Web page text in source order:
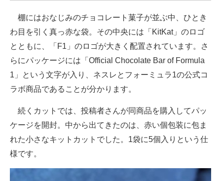
棚にはおなじみのチョコレート菓子が並ぶ中、ひとき
わ目を引く真っ赤な袋。その中央には「KitKat」のロゴ
とともに、「F1」のロゴが大きく配置されています。さ
らにパッケージには「Official Chocolate Bar of Formula
1」という文字が入り、ネスレとフォーミュラ1の公式コ
ラボ商品であることが分かります。
続くカットでは、投稿者さんが同商品を購入してパッ
ケージを開封。中から出てきたのは、赤い個包装に包ま
れた小さなキットカットでした。1袋に5個入りという仕
様です。